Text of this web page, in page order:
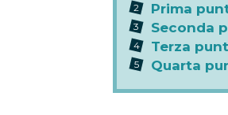
Prima
Seconda
Terza
Quarta